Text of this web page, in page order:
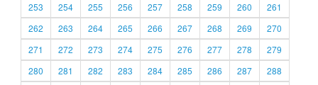
253
254 255 256 257 258 259 260
261
262
263 264 265 266 267 268 269
270
271
272 273 274 275 276 277 278
279
280
281 282 283 284 285 286 287
288